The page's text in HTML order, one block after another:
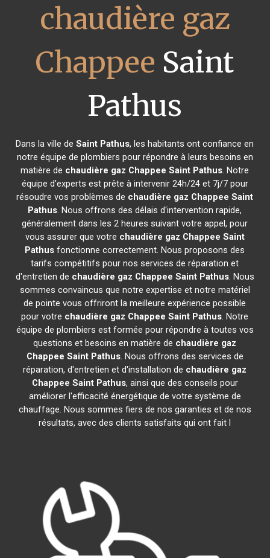
chaudière gaz
Chappee Saint
Pathus
Dans la ville deSaint Pathus, les habitants ont confiance en
notre équipe de plombiers pour répondre à leurs besoins en
matière de chaudière gaz Chappee Saint Pathus. Notre
équipe d'experts est prête à intervenir 24h/24 et 7j/7 pour
résoudre vos problèmes de chaudière gaz Chappee Saint
Pathus. Nous offrons des délais d'intervention rapide,
généralement dans les 2 heures suivant votre appel, pour
vous assurer que votre chaudière gaz Chappee Saint
Pathus fonctionne correctement. Nous proposons des
tarifs compétitifs pour nos services de réparation et
d'entretien de chaudière gaz Chappee Saint Pathus. Nous
sommes convaincus que notre expertise et notre matériel
de pointe vous offriront la meilleure expérience possible
pour votre chaudière gaz Chappee Saint Pathus. Notre
équipe de plombiers est formée pour répondre à toutes vos
questions et besoins en matière de chaudière gaz
Chappee Saint Pathus. Nous offrons des services de
réparation, d'entretien et d'installation de chaudière gaz
Chappee Saint Pathus, ainsi que des conseils pour
améliorer l'efficacité énergétique de votre système de
chauffage. Nous sommes fiers de nos garanties et de nos
résultats, avec des clients satisfaits qui ont fait l